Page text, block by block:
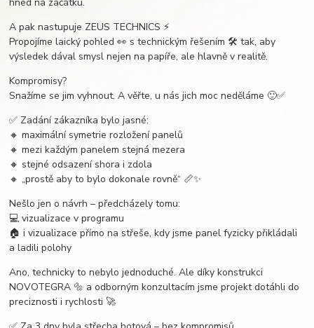
A pak nastupuje ZEUS TECHNICS ⚡️
Propojíme laický pohled 👀 s technickým řešením 🛠️ tak, aby
výsledek dával smysl nejen na papíře, ale hlavně v realitě.
Kompromisy?
Snažíme se jim vyhnout. A věřte, u nás jich moc neděláme 🙂✅
✅ Zadání zákazníka bylo jasné:
🔸 maximální symetrie rozložení panelů
🔸 mezi každým panelem stejná mezera
🔸 stejné odsazení shora i zdola
🔸 „prostě aby to bylo dokonale rovně“ 📏✨
Nešlo jen o návrh – předcházely tomu:
💻 vizualizace v programu
🏠 i vizualizace přímo na střeše, kdy jsme panel fyzicky přikládali
a ladili polohy
Ano, technicky to nebylo jednoduché. Ale díky konstrukci
NOVOTEGRA 🔩 a odborným konzultacím jsme projekt dotáhli do
preciznosti i rychlosti 🚀